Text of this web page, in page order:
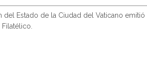
Estado de la Ciudad del Vaticano emitió